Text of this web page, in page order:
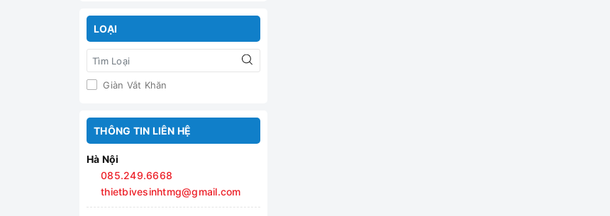
LOẠI
Giàn Vắt Khăn
THÔNG TIN LIÊN HỆ
Hà Nội
085.249.6668
thietbivesinhtmg@gmail.com